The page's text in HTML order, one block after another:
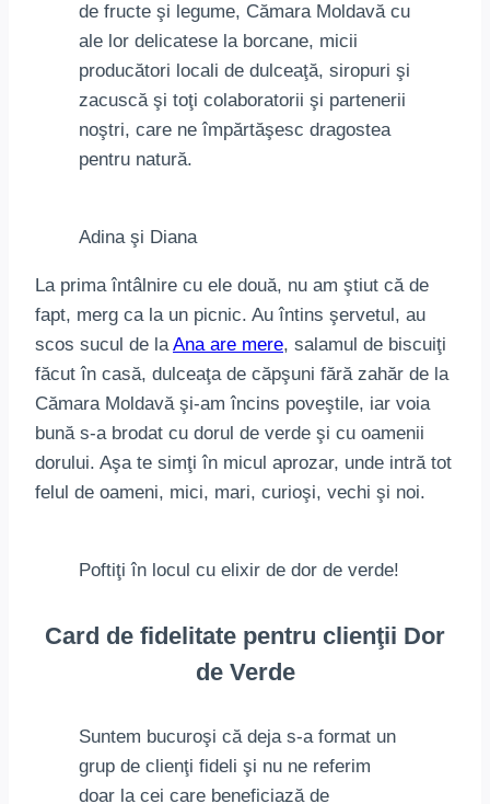
de fructe şi legume, Cămara Moldavă cu
ale lor delicatese la borcane, micii
producători locali de dulceaţă, siropuri şi
zacuscă şi toţi colaboratorii şi partenerii
noştri, care ne împărtăşesc dragostea
pentru natură.
Adina şi Diana
La prima întâlnire cu ele două, nu am ştiut că de
fapt, merg ca la un picnic. Au întins şervetul, au
scos sucul de laAna are mere, salamul de biscuiţi
făcut în casă, dulceaţa de căpşuni fără zahăr de la
Cămara Moldavă şi-am încins poveştile, iar voia
bună s-a brodat cu dorul de verde şi cu oamenii
dorului. Aşa te simţi în micul aprozar, unde intră tot
felul de oameni, mici, mari, curioşi, vechi şi noi.
Poftiţi în locul cu elixir de dor de verde!
Card de fidelitate pentru clienţii Dor
de Verde
Suntem bucuroşi că deja s-a format un
grup de clienţi fideli şi nu ne referim
doar la cei care beneficiază de